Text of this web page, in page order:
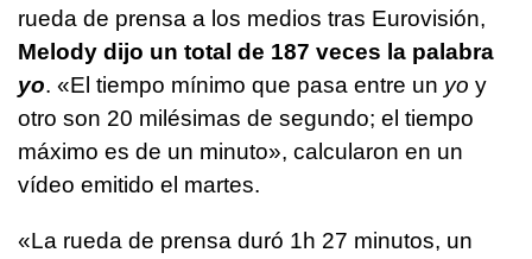
rueda de prensa a los medios tras Eurovisión,
Melody dijo un total de 187 veces la palabra
yo. «El tiempo mínimo que pasa entre un yo y
otro son 20 milésimas de segundo; el tiempo
máximo es de un minuto», calcularon en un
vídeo emitido el martes.
«La rueda de prensa duró 1h 27 minutos, un